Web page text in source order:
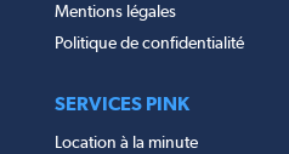
Mentions légales
Politique de confidentialité
SERVICES PINK
Location à la minute